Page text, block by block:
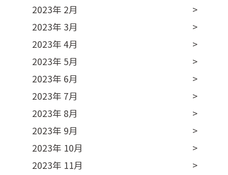
2023年 2月
2023年 3月
2023年 4月
2023年 5月
2023年 6月
2023年 7月
2023年 8月
2023年 9月
2023年 10月
2023年 11月